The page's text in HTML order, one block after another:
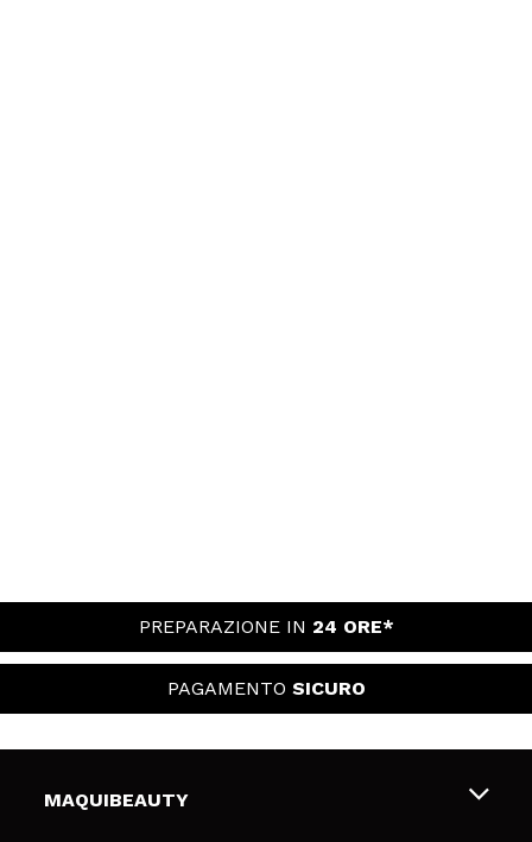
PREPARAZIONE IN 24 ORE*
PAGAMENTO SICURO
MAQUIBEAUTY